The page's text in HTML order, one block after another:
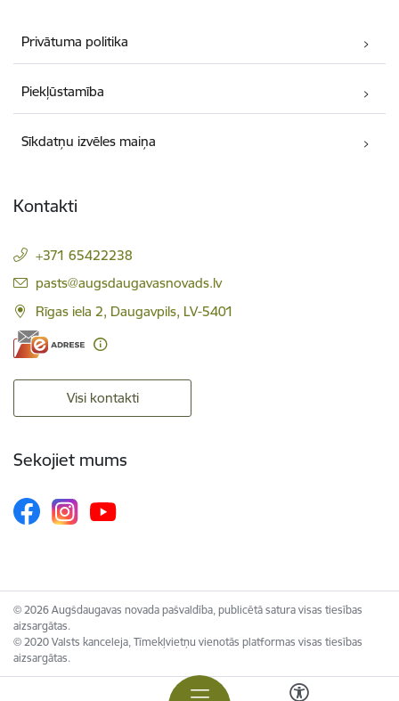
Privātuma politika
Piekļūstamība
Sīkdatņu izvēles maiņa
Kontakti
+371 65422238
E-pasts:
pasts@augsdaugavasnovads.lv
Rīgas iela 2, Daugavpils, LV-5401
Visi kontakti
Sekojiet mums
© 2026 Augšdaugavas novada pašvaldība, publicētā satura visas tiesības
aizsargātas.
© 2020 Valsts kanceleja, Tīmekļvietņu vienotās platformas visas tiesības
aizsargātas.